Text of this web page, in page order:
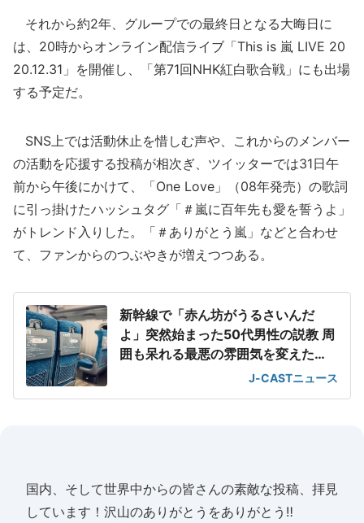
それから約2年、グループでの最終日となる大晦日に
は、20時からオンライン配信ライブ「This is 嵐 LIVE 20
20.12.31」を開催し、「第71回NHK紅白歌合戦」にも出場
する予定だ。
SNS上では活動休止を惜しむ声や、これからのメンバー
の活動を応援する投稿が相次ぎ、ツイッターでは31日午
前から午後にかけて、「One Love」（08年発売）の歌詞
に引っ掛けたハッシュタグ「＃嵐に百年先も愛を誓うよ」
がトレンド入りした。「＃ありがとう嵐」などと合わせ
て、ファンからのつぶやきが増えつつある。
新幹線で「赤ん坊がうるさいんだ
よ」突然始まった50代男性の説教 周
囲も呆れる最悪の雰囲気を変えた
J-CASTニュース
国内、そして世界中からの皆さんの素敵な投稿、拝見
しています！沢山のありがとうをありがとう‼️